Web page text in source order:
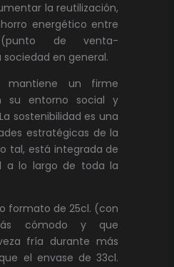
la reutilización,
energético entre
de venta-
en general.
mantiene un firme
su entorno social y
sostenibilidad es una
estratégicas de la
tal, está integrada de
a lo largo de toda la
formato de 25cl. (con
cómodo y que
fría durante más
el envase de 33cl.